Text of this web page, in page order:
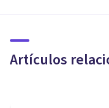
Artículos
existencia